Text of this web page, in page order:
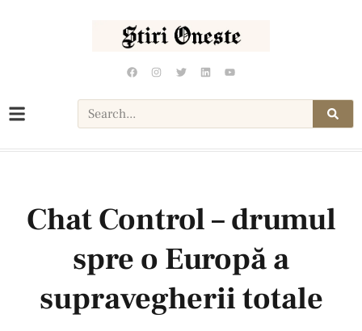
Chat Control – drumul
spre o Europă a
supravegherii totale